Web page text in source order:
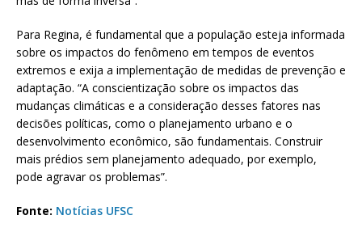
Para Regina, é fundamental que a população esteja informada
sobre os impactos do fenômeno em tempos de eventos
extremos e exija a implementação de medidas de prevenção e
adaptação. “A conscientização sobre os impactos das
mudanças climáticas e a consideração desses fatores nas
decisões políticas, como o planejamento urbano e o
desenvolvimento econômico, são fundamentais. Construir
mais prédios sem planejamento adequado, por exemplo,
pode agravar os problemas”.
Fonte: Notícias UFSC